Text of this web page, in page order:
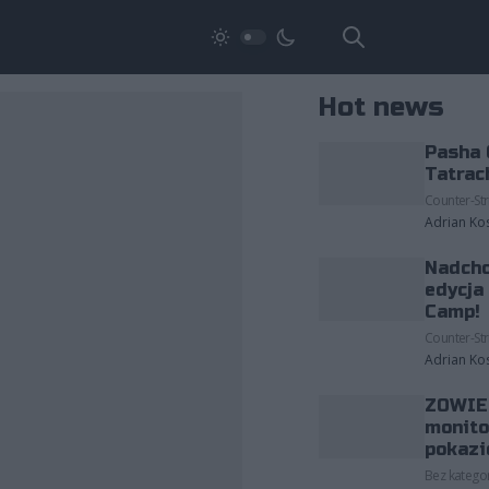
Hot news
Pasha
Counter-
Adrian
edycja
Camp!
Counter-
Adrian
Bez